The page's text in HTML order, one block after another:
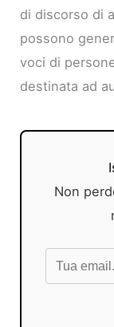
di discorso di
possono
voci di
destinata ad
Non